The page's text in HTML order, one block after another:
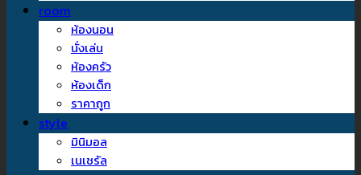
room
ห้องนอน
นั่งเล่น
ห้องครัว
ห้องเด็ก
ราคาถูก
style
มินิมอล
เนเชรัล